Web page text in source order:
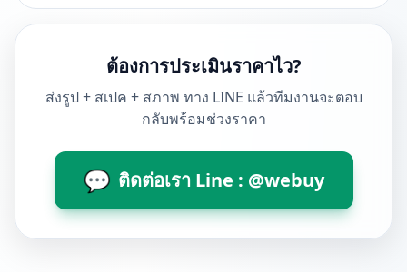
ต้องการประเมินราคาไว?
ส่งรูป + สเปค + สภาพ ทาง LINE แล้วทีมงานจะตอบ
กลับพร้อมช่วงราคา
💬 ติดต่อเรา Line : @webuy